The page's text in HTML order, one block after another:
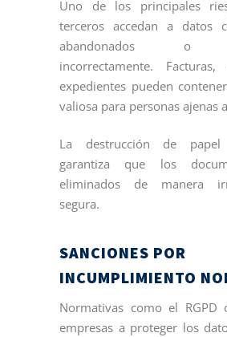
Uno de los principales
terceros accedan a datos
abandonados o
incorrectamente.
expedientes pueden
valiosa para personas ajenas
La destrucción de papel
garantiza que los
eliminados de manera
segura.
SANCIONES POR
INCUMPLIMIENTO
Normativas como el RGPD
empresas a proteger los